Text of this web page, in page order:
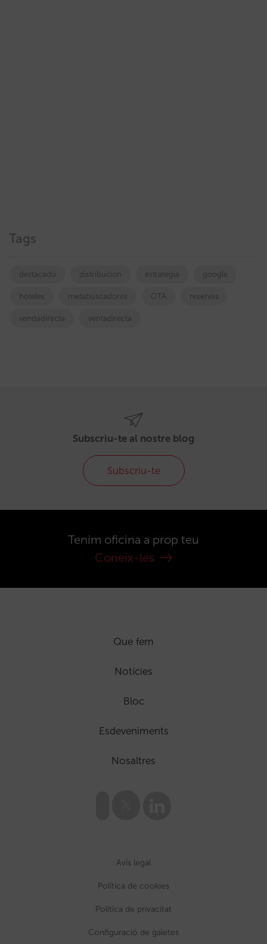
Tags
destacado distribucion estrategia google
hoteles metabuscadores OTA reservas
vendadirecta ventadirecta
Subscriu-te al nostre blog
Subscriu-te
Tenim oficina a prop teu
Coneix-les
Que fem
Notícies
Bloc
Esdeveniments
Nosaltres
Avís legal
Política de cookies
Política de privacitat
Configuració de galetes